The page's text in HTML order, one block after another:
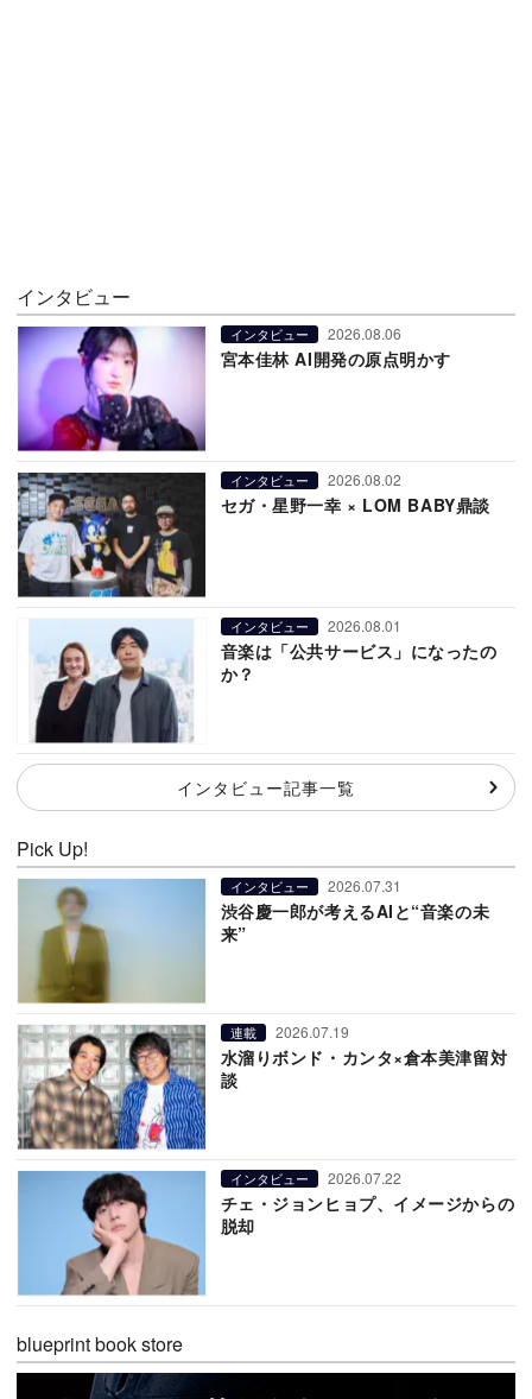
インタビュー
インタビュー 2026.08.06
宮本佳林 AI開発の原点明かす
インタビュー 2026.08.02
セガ・星野一幸 × LOM BABY鼎談
インタビュー 2026.08.01
音楽は「公共サービス」になったの
か？
インタビュー記事一覧
Pick Up!
インタビュー 2026.07.31
渋谷慶一郎が考えるAIと“音楽の未
来”
連載 2026.07.19
水溜りボンド・カンタ×倉本美津留対
談
インタビュー 2026.07.22
チェ・ジョンヒョプ、イメージからの
脱却
blueprint book store